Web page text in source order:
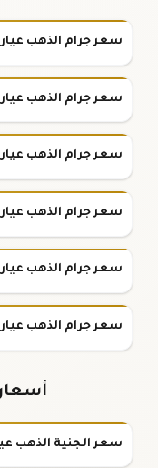
سعر جرام الذهب عيار ٢٤
سعر جرام الذهب عيار ٢٢
سعر جرام الذهب عيار ٢١
سعر جرام الذهب عيار ١٨
سعر جرام الذهب عيار ١٤
سعر جرام الذهب عيار ١٢
سعر الجنية الذهب عيار